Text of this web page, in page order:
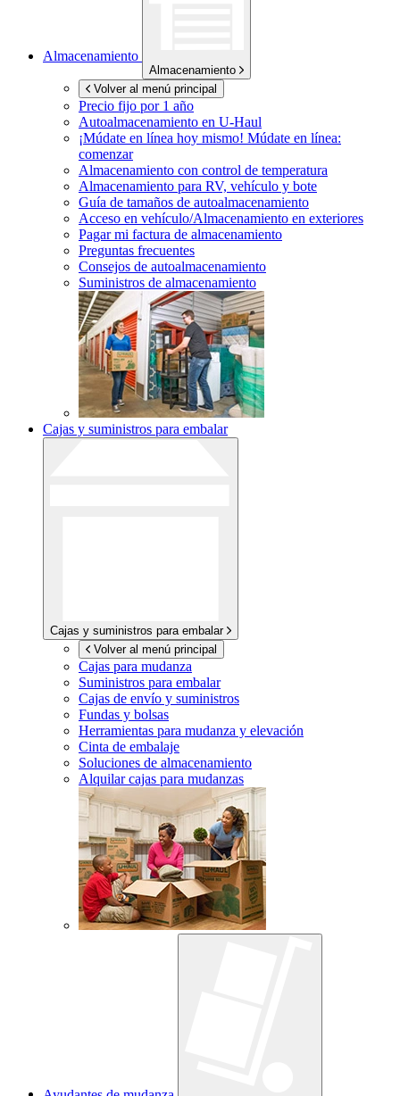
Almacenamiento
Almacenamiento
Volver al menú principal
Precio fijo por 1 año
Autoalmacenamiento en U-Haul
¡Múdate en línea hoy mismo! Múdate en línea:
comenzar
Almacenamiento con control de temperatura
Almacenamiento para RV, vehículo y bote
Guía de tamaños de autoalmacenamiento
Acceso en vehículo/Almacenamiento en exteriores
Pagar mi factura de almacenamiento
Preguntas frecuentes
Consejos de autoalmacenamiento
Suministros de almacenamiento
Cajas y suministros para embalar
Cajas y suministros para embalar
Volver al menú principal
Cajas para mudanza
Suministros para embalar
Cajas de envío y suministros
Fundas y bolsas
Herramientas para mudanza y elevación
Cinta de embalaje
Soluciones de almacenamiento
Alquilar cajas para mudanzas